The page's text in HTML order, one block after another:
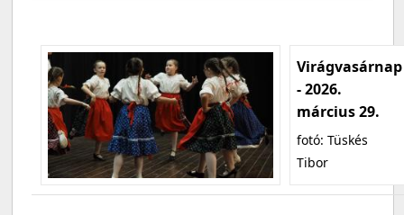
Virágvasárnap
- 2026.
március 29.
fotó: Tüskés
Tibor